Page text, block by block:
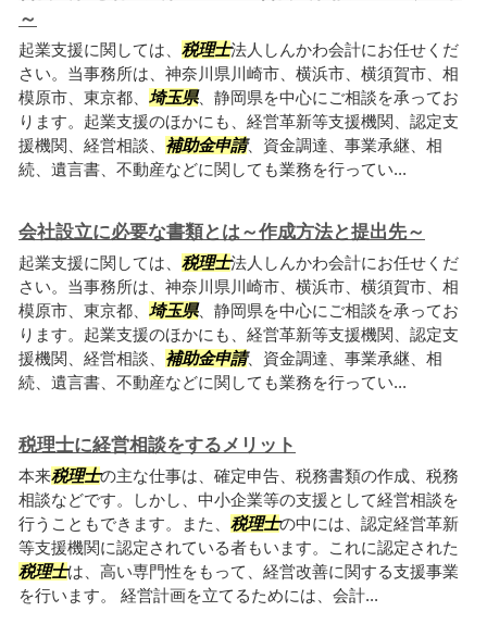
～
起業支援に関しては、 税理士法人しんかわ会計にお任せくだ
さい。当事務所は、神奈川県川崎市、横浜市、横須賀市、相
模原市、東京都、 埼玉県、静岡県を中心にご相談を承ってお
ります。起業支援のほかにも、経営革新等支援機関、認定支
援機関、経営相談、 補助金申請、資金調達、事業承継、相
続、遺言書、不動産などに関しても業務を行ってい...
会社設立に必要な書類とは～作成方法と提出先～
起業支援に関しては、 税理士法人しんかわ会計にお任せくだ
さい。当事務所は、神奈川県川崎市、横浜市、横須賀市、相
模原市、東京都、 埼玉県、静岡県を中心にご相談を承ってお
ります。起業支援のほかにも、経営革新等支援機関、認定支
援機関、経営相談、 補助金申請、資金調達、事業承継、相
続、遺言書、不動産などに関しても業務を行ってい...
税理士に経営相談をするメリット
本来税理士の主な仕事は、確定申告、税務書類の作成、税務
相談などです。しかし、中小企業等の支援として経営相談を
行うこともできます。また、 税理士の中には、認定経営革新
等支援機関に認定されている者もいます。これに認定された
税理士は、高い専門性をもって、経営改善に関する支援事業
を行います。 経営計画を立てるためには、会計...